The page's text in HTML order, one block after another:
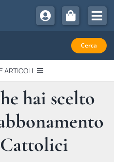
Cerca
ARTICOLI
NUMERO
hai scelto